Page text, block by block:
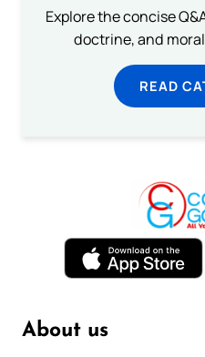
Explore the concise
doctrine, and
READ
About us